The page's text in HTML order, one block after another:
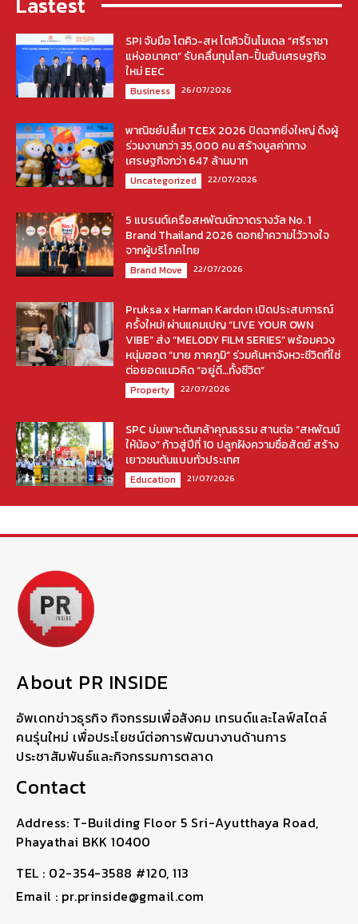
SPI จับมือ โตคิว-สห โตคิวปั้นโมเดล “ศรีราชา
แห่งอนาคต” รับคลื่นทุนโลก-ปั้นฮับเศรษฐกิจ
ใหม่ EEC
Business 26/07/2026
พาณิชย์ปลื้ม! TCEX 2026 ปิดฉากยิ่งใหญ่ ดึงผู้
ร่วมงานกว่า 35,000 คน สร้างมูลค่าทาง
เศรษฐกิจกว่า 647 ล้านบาท
Uncategorized 22/07/2026
5 แบรนด์เครือสหพัฒน์กวาดรางวัล No. 1
Brand Thailand 2026 ตอกย้ำความไว้วางใจ
จากผู้บริโภคไทย
Brand Move 22/07/2026
Pruksa x Harman Kardon เปิดประสบการณ์
ครั้งใหม่! ผ่านแคมเปญ “LIVE YOUR OWN
VIBE” ส่ง “MELODY FILM SERIES” พร้อมควง
หนุ่มฮอต “มาย ภาคภูมิ” ร่วมค้นหาจังหวะชีวิตที่ใช่
ต่อยอดแนวคิด “อยู่ดี…ทั้งชีวิต”
Property 22/07/2026
SPC บ่มเพาะต้นกล้าคุณธรรม สานต่อ “สหพัฒน์
ให้น้อง” ก้าวสู่ปีที่ 10 ปลูกฝังความซื่อสัตย์ สร้าง
เยาวชนต้นแบบทั่วประเทศ
Education 21/07/2026
About PR INSIDE
อัพเดทข่าวธุรกิจ กิจกรรมเพื่อสังคม เทรนด์และไลฟ์สไตล์
คนรุ่นใหม่ เพื่อประโยชน์ต่อการพัฒนางานด้านการ
ประชาสัมพันธ์และกิจกรรมการตลาด
Contact
Address: T-Building Floor 5 Sri-Ayutthaya Road,
Phayathai BKK 10400
TEL : 02-354-3588 #120, 113
Email : pr.prinside@gmail.com